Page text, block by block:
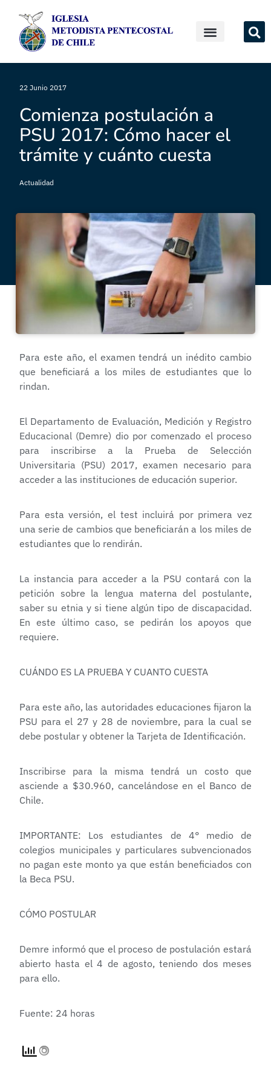
22 Junio 2017
Comienza postulación a
PSU 2017: Cómo hacer el
trámite y cuánto cuesta
Actualidad
Para este año, el examen tendrá un inédito cambio
que beneficiará a los miles de estudiantes que lo
rindan.
El Departamento de Evaluación, Medición y Registro
Educacional (Demre) dio por comenzado el proceso
para inscribirse a la Prueba de Selección
Universitaria (PSU) 2017, examen necesario para
acceder a las instituciones de educación superior.
Para esta versión, el test incluirá por primera vez
una serie de cambios que beneficiarán a los miles de
estudiantes que lo rendirán.
La instancia para acceder a la PSU contará con la
petición sobre la lengua materna del postulante,
saber su etnia y si tiene algún tipo de discapacidad.
En este último caso, se pedirán los apoyos que
requiere.
CUÁNDO ES LA PRUEBA Y CUANTO CUESTA
Para este año, las autoridades educaciones fijaron la
PSU para el 27 y 28 de noviembre, para la cual se
debe postular y obtener la Tarjeta de Identificación.
Inscribirse para la misma tendrá un costo que
asciende a $30.960, cancelándose en el Banco de
Chile.
IMPORTANTE: Los estudiantes de 4° medio de
colegios municipales y particulares subvencionados
no pagan este monto ya que están beneficiados con
la Beca PSU.
CÓMO POSTULAR
Demre informó que el proceso de postulación estará
abierto hasta el 4 de agosto, teniendo dos meses
para ello.
Fuente: 24 horas